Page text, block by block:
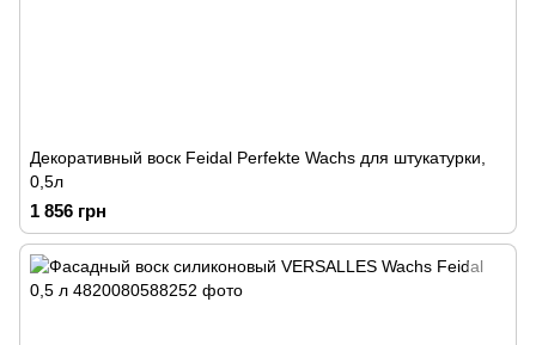
Декоративный воск Feidal Perfekte Wachs для штукатурки,
0,5л
1 856 грн